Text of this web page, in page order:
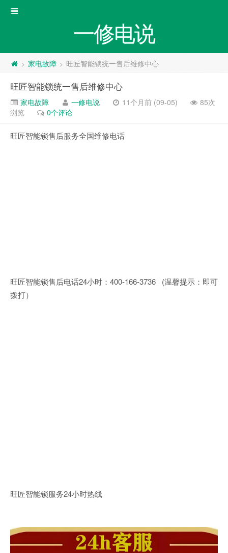
一修电说
> 家电故障 > 旺匠智能锁统一售后维修中心
旺匠智能锁统一售后维修中心
家电故障 一修电说 11个月前 (09-05)
85次
浏览
0个评论
旺匠智能锁售后服务全国维修电话
旺匠智能锁售后电话24小时：400-166-3736 (温馨提示：即可
拨打）
旺匠智能锁服务24小时热线